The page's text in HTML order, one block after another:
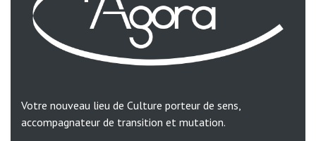
Votre nouveau lieu de Culture porteur de sens,
accompagnateur de transition et mutation.